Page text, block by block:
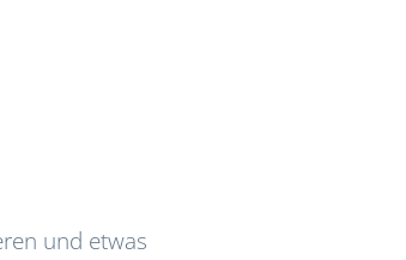
und etwas